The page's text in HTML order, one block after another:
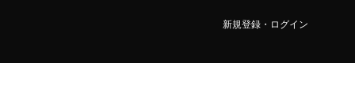
新規登録・ログイン